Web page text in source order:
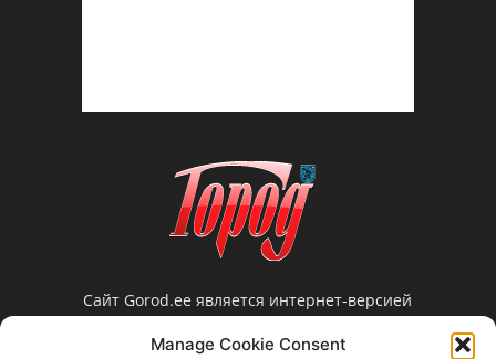
Manage Cookie Consent
Сайт Gorod.ee является интернет-версией
нарвской еженедельной газеты «Город».
Редакция не несет ответственности за